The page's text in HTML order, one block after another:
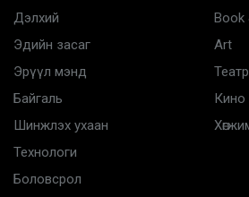
Дэлхий
Эдийн засаг
Эрүүл мэнд
Байгаль
Шинжлэх ухаан
Технологи
Боловсрол
Book
Art
Театр
Кино